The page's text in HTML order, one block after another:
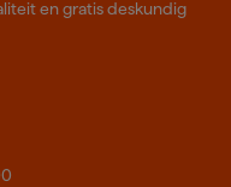
en gratis deskundig